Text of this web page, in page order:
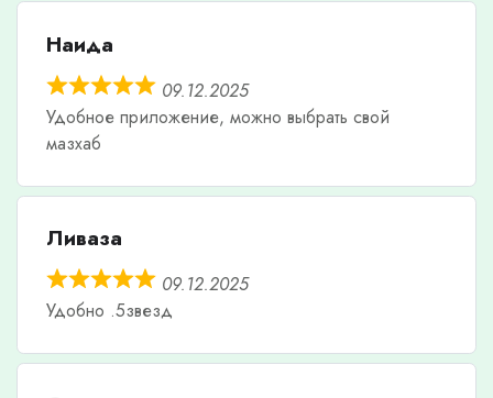
Наида
09.12.2025
Удобное приложение, можно выбрать свой
мазхаб
Ливаза
09.12.2025
Удобно .5звезд